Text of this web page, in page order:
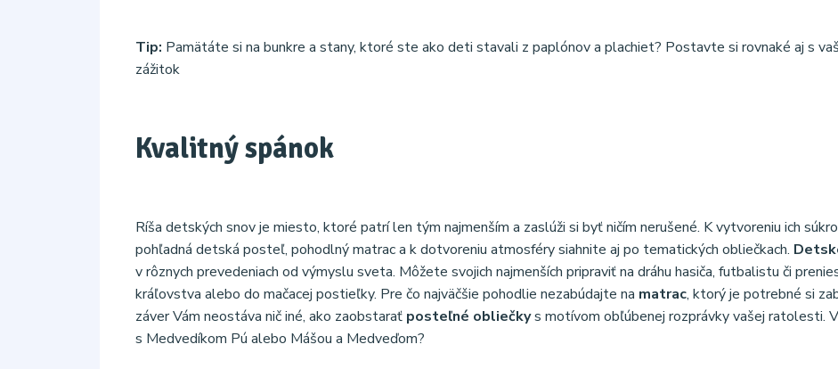
Tip: Pamätáte si na bunkre a stany, ktoré ste ako deti stavali z paplónov a plachiet? Postavte si rovnaké aj s
zážitok
Kvalitný spánok
Ríša detských snov je miesto, ktoré patrí len tým najmenším a zaslúži si byť ničím nerušené. K vytvoreniu ich
pohľadná detská posteľ, pohodlný matrac a k dotvoreniu atmosféry siahnite aj po tematických obliečkach.
v rôznych prevedeniach od výmyslu sveta. Môžete svojich najmenších pripraviť na dráhu hasiča, futbalistu či
kráľovstva alebo do mačacej postieľky. Pre čo najväčšie pohodlie nezabúdajte na matrac, ktorý je potrebné si
záver Vám neostáva nič iné, ako zaobstarať posteľné obliečkys motívom obľúbenej rozprávky vašej ratolesti.
s Medvedíkom Pú alebo Mášou a Medveďom?